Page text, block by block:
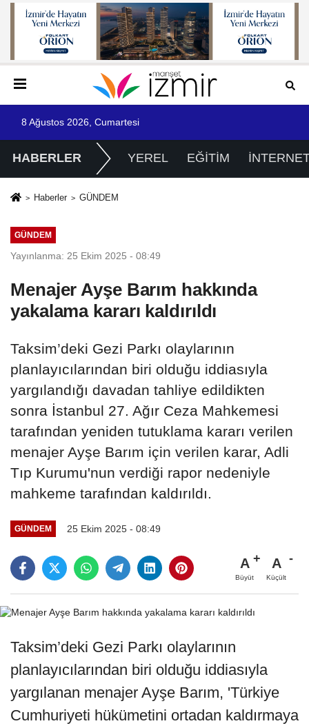
8 Ağustos 2026, Cumartesi
HABERLER YEREL EĞİTİM
Haberler GÜNDEM
GÜNDEM
Yayınlanma: 25 Ekim 2025 - 08:49
Menajer Ayşe Barım hakkında
yakalama kararı kaldırıldı
Taksim’deki Gezi Parkı olaylarının
planlayıcılarından biri olduğu iddiasıyla
yargılandığı davadan tahliye edildikten
sonra İstanbul 27. Ağır Ceza Mahkemesi
tarafından yeniden tutuklama kararı verilen
menajer Ayşe Barım için verilen karar, Adli
Tıp Kurumu'nun verdiği rapor nedeniyle
mahkeme tarafından kaldırıldı.
GÜNDEM 25 Ekim 2025 - 08:49
A
Büyüt
A
Küçült
Taksim’deki Gezi Parkı olaylarının
planlayıcılarından biri olduğu iddiasıyla
yargılanan menajer Ayşe Barım, 'Türkiye
Cumhuriyeti hükümetini ortadan kaldırmaya